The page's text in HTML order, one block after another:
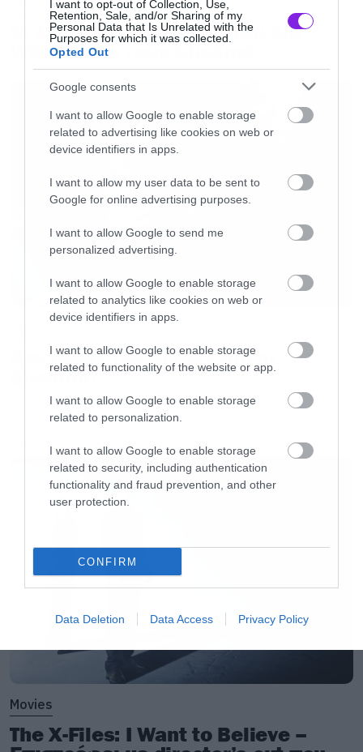
I want to opt-out of Collection, Use,
Retention, Sale, and/or Sharing of my
Personal Data that Is Unrelated with the
Purposes for which it was collected.
Opted Out
Google consents
I want to allow Google to enable storage
related to advertising like cookies on web or
device identifiers in apps.
I want to allow my user data to be sent to
Google for online advertising purposes.
I want to allow Google to send me
personalized advertising.
I want to allow Google to enable storage
related to analytics like cookies on web or
device identifiers in apps.
I want to allow Google to enable storage
related to functionality of the website or app.
I want to allow Google to enable storage
related to personalization.
I want to allow Google to enable storage
related to security, including authentication
functionality and fraud prevention, and other
user protection.
CONFIRM
Data Deletion Data Access Privacy Policy
κυκλοφόρησε!
House of the Dragon: Ο έξαλλος πιτσιρικάς της
αρχής
Το πρώτο teaser για την τρίτη σεζόν του
Go On των Queen
μαθαίνετε πρώτοι
ταινίες. Στο instagram μας βρίσκετεεδώ.
Οι λόγοι της απόλυσης του Sid
Wilson από τους Slipknot
Απέλυσαν τον Sid Wilson οι
Slipknot!
Movies
The X-Files: I Want to Believe –